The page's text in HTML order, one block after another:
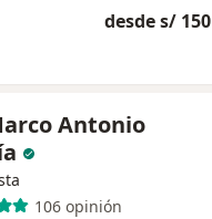
desde s/ 150
Antonio
106 opinión